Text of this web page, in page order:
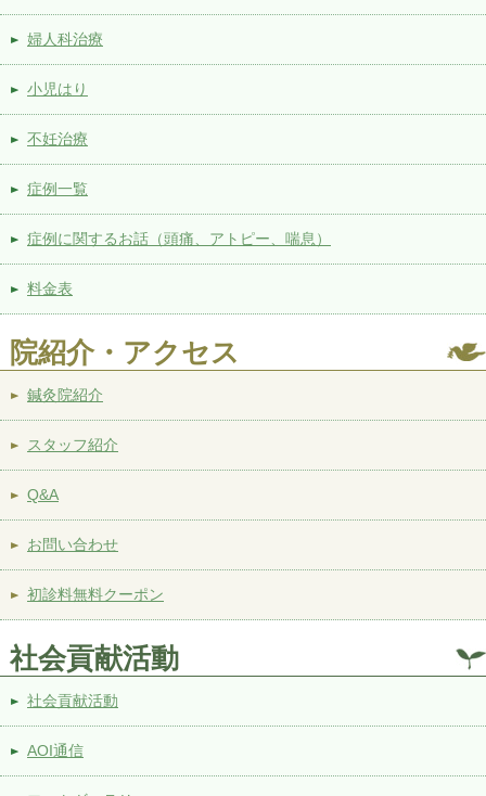
婦人科治療
小児はり
不妊治療
症例一覧
症例に関するお話（頭痛、アトピー、喘息）
料金表
院紹介・アクセス
鍼灸院紹介
スタッフ紹介
Q&A
お問い合わせ
初診料無料クーポン
社会貢献活動
社会貢献活動
AOI通信